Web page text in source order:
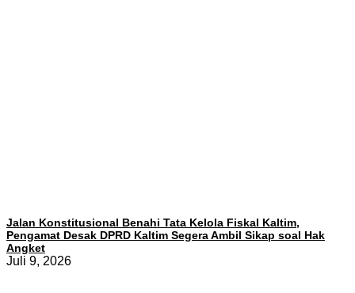
Jalan Konstitusional Benahi Tata Kelola Fiskal Kaltim,
Pengamat Desak DPRD Kaltim Segera Ambil Sikap soal Hak
Angket
Juli 9, 2026